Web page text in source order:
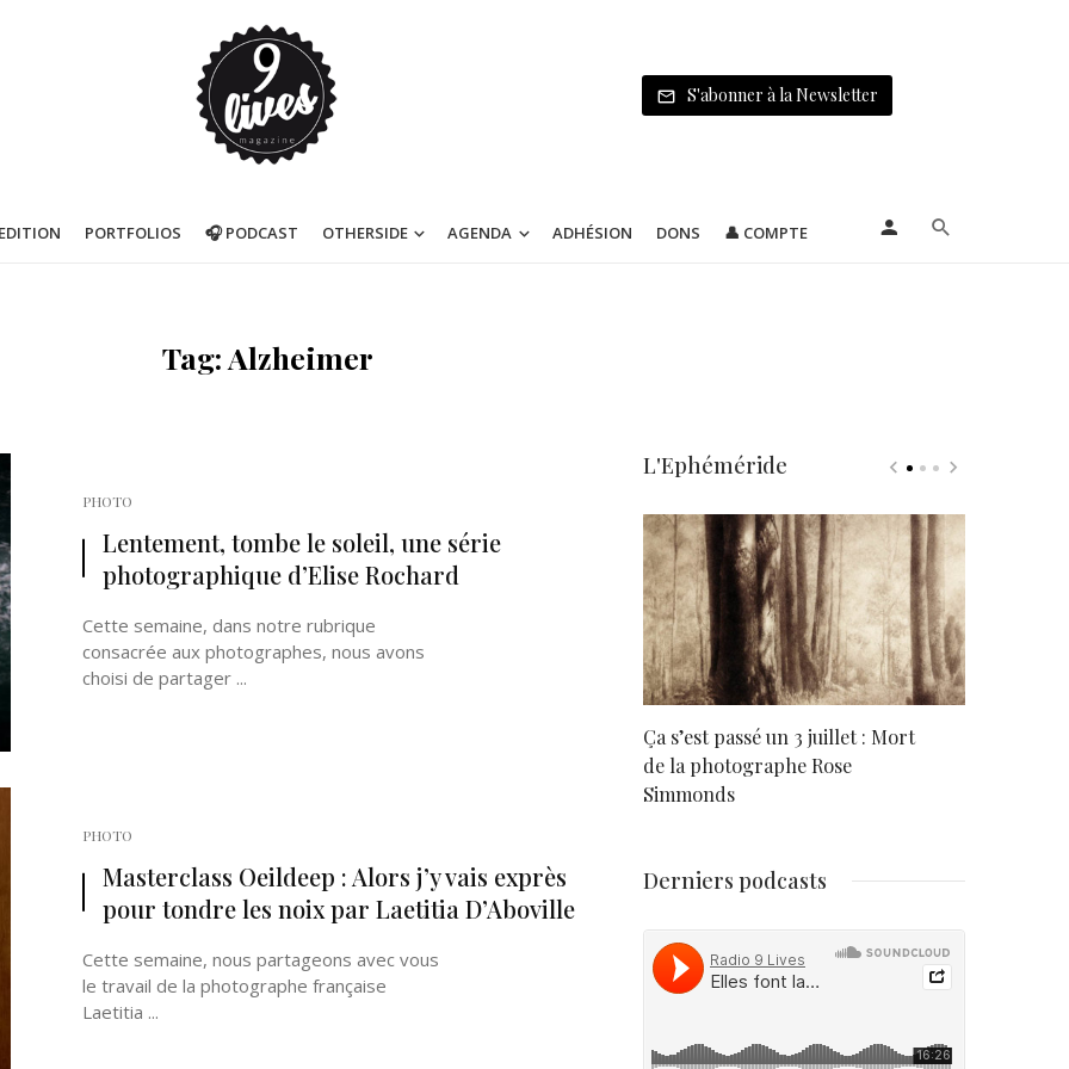
S'abonner à la Newsletter
PORTFOLIOS 🎧 PODCAST OTHERSIDE AGENDA ADHÉSION DONS 👤 COMPTE
Tag: Alzheimer
PHOTO
Lentement, tombe le soleil, une série
photographique d’Elise Rochard
Cette semaine, dans notre rubrique
consacrée aux photographes, nous avons
choisi de partager ...
PHOTO
Masterclass Oeildeep : Alors j’y vais exprès
pour tondre les noix par Laetitia D’Aboville
Cette semaine, nous partageons avec vous
le travail de la photographe française
Laetitia ...
L'Ephéméride
Ça s’est passé un 3 juillet : Mort
de la photographe Rose
Simmonds
Derniers podcasts